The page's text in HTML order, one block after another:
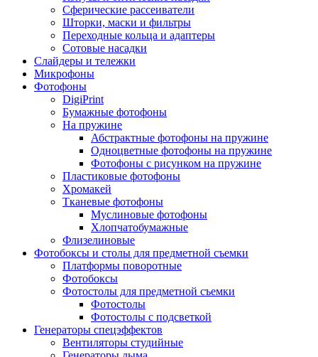
Сферические рассеиватели
Шторки, маски и фильтры
Переходные кольца и адаптеры
Сотовые насадки
Слайдеры и тележки
Микрофоны
Фотофоны
DigiPrint
Бумажные фотофоны
На пружине
Абстрактные фотофоны на пружине
Одноцветные фотофоны на пружине
Фотофоны с рисунком на пружине
Пластиковые фотофоны
Хромакей
Тканевые фотофоны
Муслиновые фотофоны
Хлопчатобумажные
Флизелиновые
Фотобоксы и столы для предметной съемки
Платформы поворотные
Фотобоксы
Фотостолы для предметной съемки
Фотостолы
Фотостолы с подсветкой
Генераторы спецэффектов
Вентиляторы студийные